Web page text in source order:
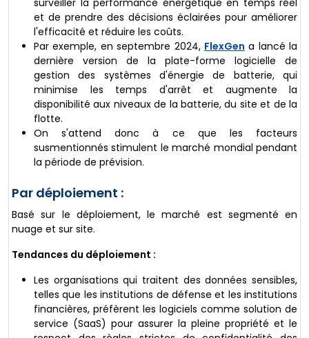
surveiller la performance énergétique en temps réel
et de prendre des décisions éclairées pour améliorer
l'efficacité et réduire les coûts.
Par exemple, en septembre 2024, FlexGen a lancé la
dernière version de la plate-forme logicielle de
gestion des systèmes d'énergie de batterie, qui
minimise les temps d'arrêt et augmente la
disponibilité aux niveaux de la batterie, du site et de la
flotte.
On s'attend donc à ce que les facteurs
susmentionnés stimulent le marché mondial pendant
la période de prévision.
Par déploiement :
Basé sur le déploiement, le marché est segmenté en
nuage et sur site.
Tendances du déploiement :
Les organisations qui traitent des données sensibles,
telles que les institutions de défense et les institutions
financières, préfèrent les logiciels comme solution de
service (SaaS) pour assurer la pleine propriété et le